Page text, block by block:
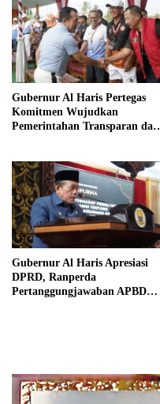
Gubernur Al Haris Pertegas
Komitmen Wujudkan
Pemerintahan Transparan dan
Gubernur Al Haris Apresiasi
DPRD, Ranperda
Pertanggungjawaban APBD